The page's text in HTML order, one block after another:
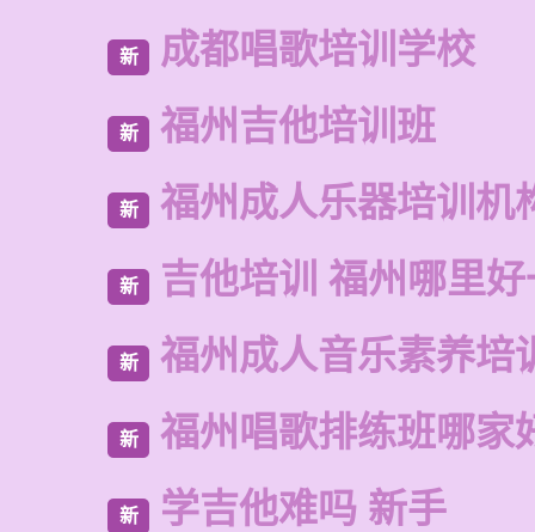
新 成都唱歌培训学校
新 福州吉他培训班
新 福州成人乐器培训机
新 吉他培训 福州哪里
新 福州成人音乐素养培
新 福州唱歌排练班哪家
新 学吉他难吗 新手